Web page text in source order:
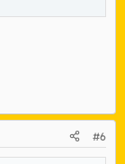
#6